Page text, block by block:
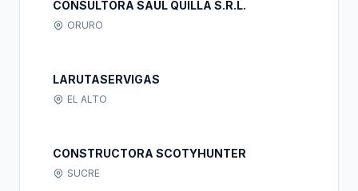
CONSULTORA SAUL QUILLA S.R.L.
ORURO
LARUTASERVIGAS
EL ALTO
CONSTRUCTORA SCOTYHUNTER
SUCRE